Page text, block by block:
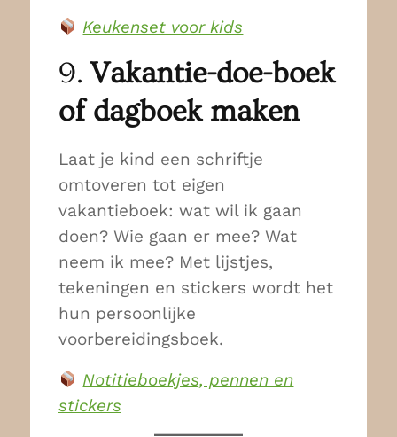
Keukenset voor kids
9. Vakantie-doe-boek
of dagboek maken
Laat je kind een schriftje
omtoveren tot eigen
vakantieboek: wat wil ik gaan
doen? Wie gaan er mee? Wat
neem ik mee? Met lijstjes,
tekeningen en stickers wordt het
hun persoonlijke
voorbereidingsboek.
Notitieboekjes, pennen en
stickers